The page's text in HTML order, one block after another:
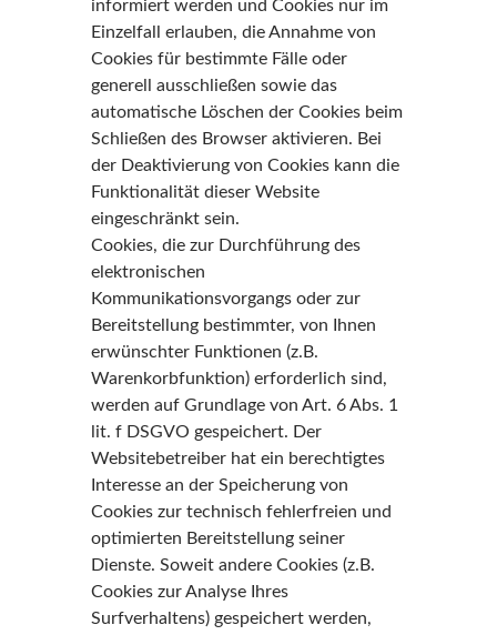
informiert werden und Cookies nur im
Einzelfall erlauben, die Annahme von
Cookies für bestimmte Fälle oder
generell ausschließen sowie das
automatische Löschen der Cookies beim
Schließen des Browser aktivieren. Bei
der Deaktivierung von Cookies kann die
Funktionalität dieser Website
eingeschränkt sein.
Cookies, die zur Durchführung des
elektronischen
Kommunikationsvorgangs oder zur
Bereitstellung bestimmter, von Ihnen
erwünschter Funktionen (z.B.
Warenkorbfunktion) erforderlich sind,
werden auf Grundlage von Art. 6 Abs. 1
lit. f DSGVO gespeichert. Der
Websitebetreiber hat ein berechtigtes
Interesse an der Speicherung von
Cookies zur technisch fehlerfreien und
optimierten Bereitstellung seiner
Dienste. Soweit andere Cookies (z.B.
Cookies zur Analyse Ihres
Surfverhaltens) gespeichert werden,